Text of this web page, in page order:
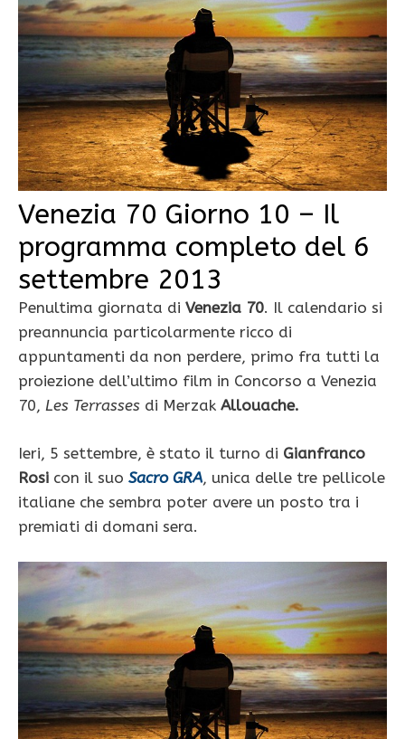
Venezia 70 Giorno 10 – Il
programma completo del 6
settembre 2013
Penultima giornata di Venezia 70. Il calendario si
preannuncia particolarmente ricco di
appuntamenti da non perdere, primo fra tutti la
proiezione dell’ultimo film in Concorso a Venezia
70, Les Terrasses di Merzak Allouache.
Ieri, 5 settembre, è stato il turno di Gianfranco
Rosi con il suo Sacro GRA, unica delle tre pellicole
italiane che sembra poter avere un posto tra i
premiati di domani sera.